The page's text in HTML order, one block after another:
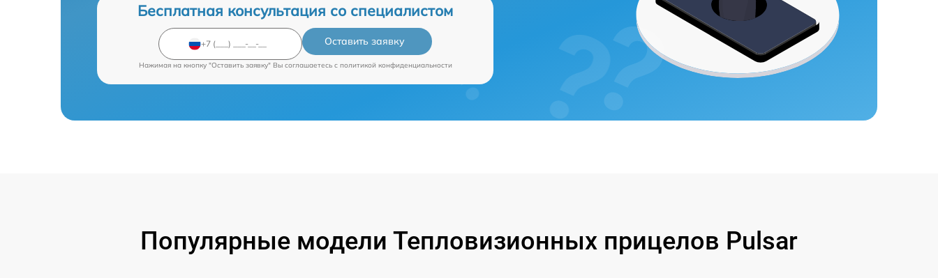
Бесплатная консультация со специалистом
Оставить заявку
Нажимая на кнопку "Оставить заявку" Вы соглашаетесь c политикой конфиденциальности
Популярные модели Тепловизионных прицелов Pulsar